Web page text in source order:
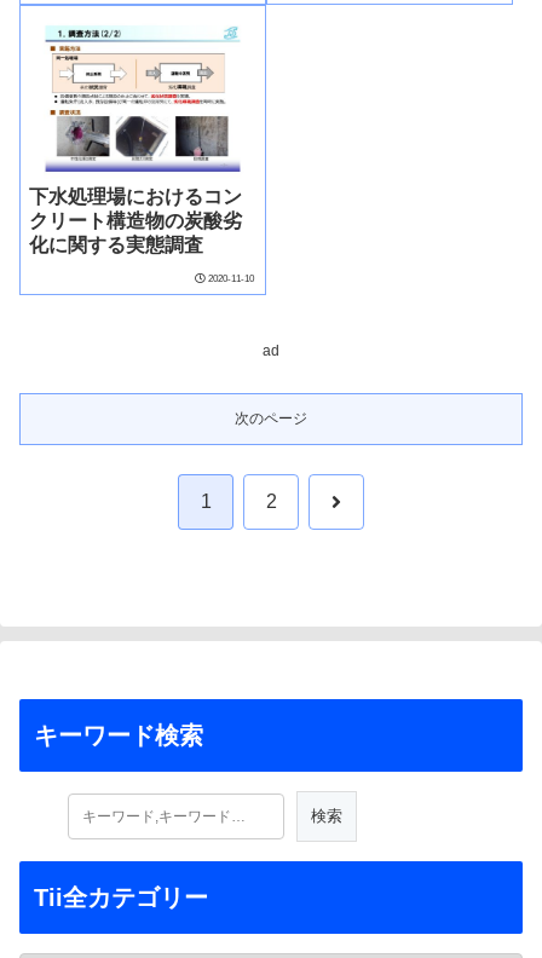
下水処理場におけるコン
クリート構造物の炭酸劣
化に関する実態調査
2020-11-10
ad
次のページ
1 2 次
キーワード検索
Tii全カテゴリー